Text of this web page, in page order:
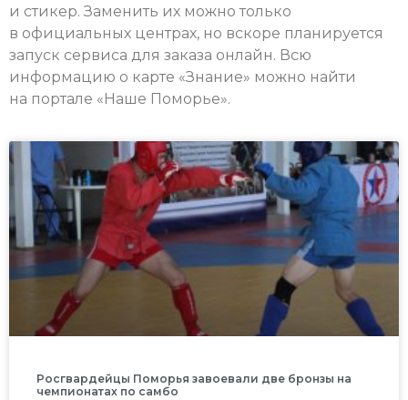
и стикер. Заменить их можно только
в официальных центрах, но вскоре планируется
запуск сервиса для заказа онлайн. Всю
информацию о карте «Знание» можно найти
на портале «Наше Поморье».
Росгвардейцы Поморья завоевали две бронзы на
чемпионатах по самбо